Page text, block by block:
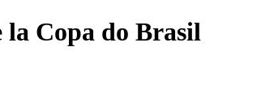
Copa do Brasil